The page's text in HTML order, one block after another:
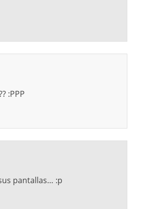
:PPP
pantallas… :p